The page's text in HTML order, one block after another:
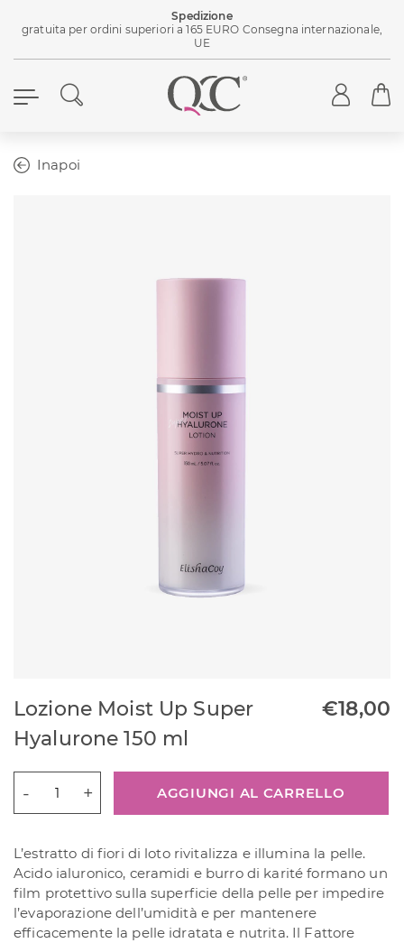
Spedizione
gratuita per ordini superiori a 165 EURO Consegna internazionale,
UE
Inapoi
Lozione Moist Up Super
Hyalurone 150 ml
€18,00
Hyalurone
150
ml
quantità
AGGIUNGI AL CARRELLO
L’estratto di fiori di loto rivitalizza e illumina la pelle.
Acido ialuronico, ceramidi e burro di karité formano un
film protettivo sulla superficie della pelle per impedire
l’evaporazione dell’umidità e per mantenere
efficacemente la pelle idratata e nutrita. Il Fattore